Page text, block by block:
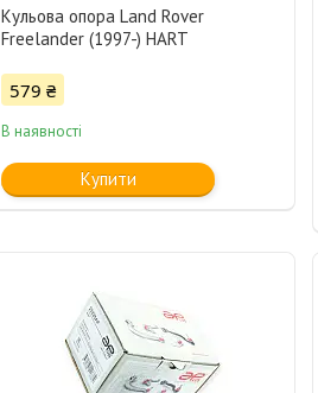
Кульова опора Land Rover
Freelander (1997-) HART
579 ₴
В наявності
Купити